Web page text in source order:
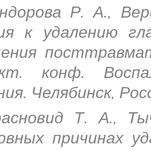
Р. А.,
к удалению
конф.
Челябинск,
Т. А.,
причинах